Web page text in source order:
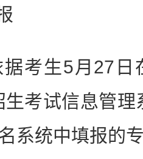
生5月27日
生考试信息管理
系统中填报的